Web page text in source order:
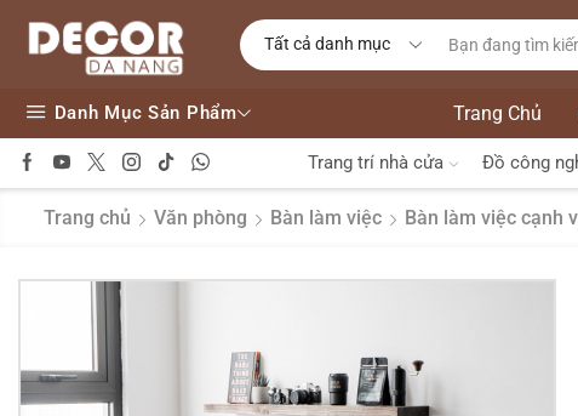
Danh Mục Sản Phẩm Trang Chủ
Trang trí nhà cửa Đồ công
Trang chủ Văn phòng Bàn làm việc Bàn làm việc cạnh